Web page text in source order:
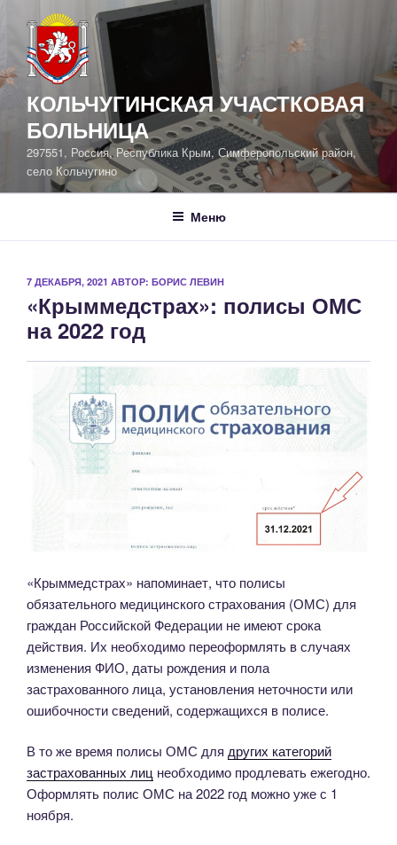
содержимому
КОЛЬЧУГИНСКАЯ УЧАСТКОВАЯ
БОЛЬНИЦА
297551, Россия, Республика Крым, Симферопольский район,
село Кольчугино
Меню
ОПУБЛИКОВАНО
7 ДЕКАБРЯ, 2021 АВТОР: БОРИС ЛЕВИН
«Крыммедстрах»: полисы ОМС
на 2022 год
«Крыммедстрах» напоминает, что полисы
обязательного медицинского страхования (ОМС) для
граждан Российской Федерации не имеют срока
действия. Их необходимо переоформлять в случаях
изменения ФИО, даты рождения и пола
застрахованного лица, установления неточности или
ошибочности сведений, содержащихся в полисе.
В то же время полисы ОМС для других категорий
застрахованных лиц необходимо продлевать ежегодно.
Оформлять полис ОМС на 2022 год можно уже с 1
ноября.